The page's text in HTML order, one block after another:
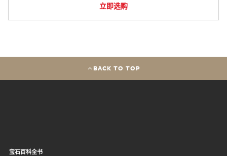
立即选购
BACK TO TOP
宝石百科全书